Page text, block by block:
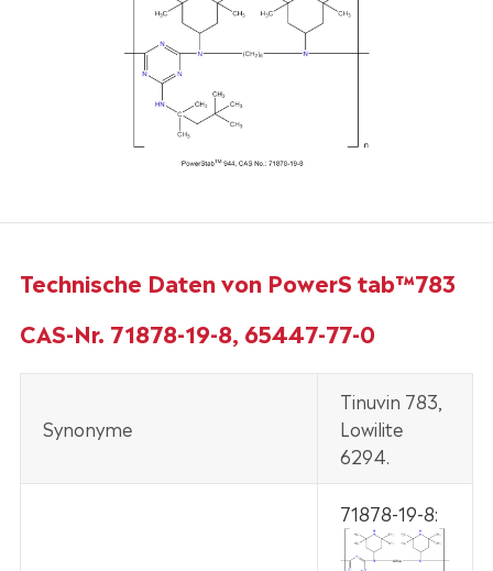
Technische Daten von PowerS tab™783
CAS-Nr. 71878-19-8, 65447-77-0
Synonyme
Tinuvin 783,
Lowilite
6294.
71878-19-8: